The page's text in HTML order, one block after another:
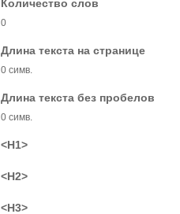
Количество слов
0
Длина текста на странице
0 симв.
Длина текста без пробелов
0 симв.
<H1>
<H2>
<H3>